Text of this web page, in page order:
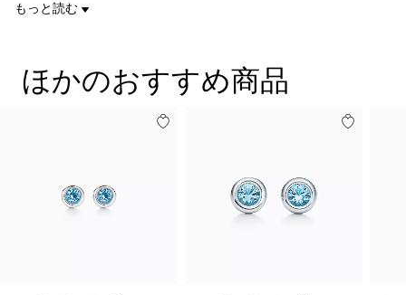
もっと読む
ほかのおすすめ商品